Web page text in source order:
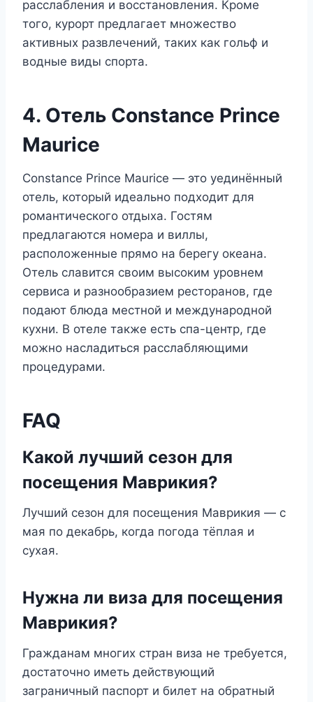
расслабления и восстановления. Кроме
того, курорт предлагает множество
активных развлечений, таких как гольф и
водные виды спорта.
4. Отель Constance Prince
Maurice
Constance Prince Maurice — это уединённый
отель, который идеально подходит для
романтического отдыха. Гостям
предлагаются номера и виллы,
расположенные прямо на берегу океана.
Отель славится своим высоким уровнем
сервиса и разнообразием ресторанов, где
подают блюда местной и международной
кухни. В отеле также есть спа-центр, где
можно насладиться расслабляющими
процедурами.
FAQ
Какой лучший сезон для
посещения Маврикия?
Лучший сезон для посещения Маврикия — с
мая по декабрь, когда погода тёплая и
сухая.
Нужна ли виза для посещения
Маврикия?
Гражданам многих стран виза не требуется,
достаточно иметь действующий
заграничный паспорт и билет на обратный